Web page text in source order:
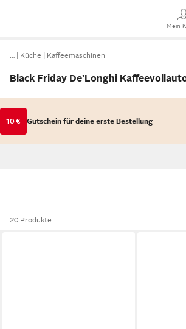
Mein
… Küche Kaffeemaschinen
Black Friday De'Longhi
10 € Gutschein für deine erste Bestellung
20 Produkte